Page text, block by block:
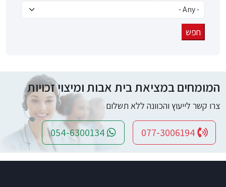
המומחים במציאת בית אבות ומיצוי זכויות
צרו קשר לייעוץ והכוונה ללא תשלום